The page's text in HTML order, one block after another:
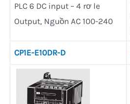
PLC 6 DC input – 4 rơ le
Output, Nguồn AC 100-240
CP1E-E10DR-D